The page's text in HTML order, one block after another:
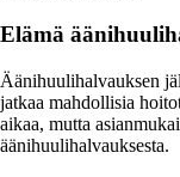
Elämä
Äänihuulihalvauksen
jatkaa mahdollisia
aikaa, mutta
äänihuulihalvauksesta.